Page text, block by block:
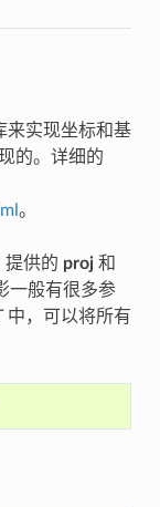
来实现坐标和基
的。详细的
。
提供的 proj和
一般有很多参
中，可以将所有